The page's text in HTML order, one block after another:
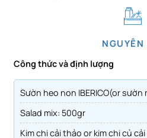
Công thức và định lượng
Sườn heo non IBERICO(or
Salad mix: 500gr
kim chi cải thảo or kim chi củ